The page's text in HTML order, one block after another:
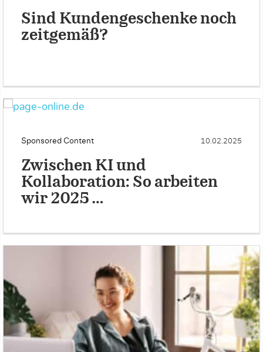
Sind Kundengeschenke noch
zeitgemäß?
Sponsored Content 10.02.2025
Zwischen KI und
Kollaboration: So arbeiten
wir 2025 …